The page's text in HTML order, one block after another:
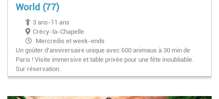
World (77)
3 ans-11 ans
Crécy-la-Chapelle
Mercredis et week-ends
Un goûter d'anniversaire unique avec 600 animaux à 30 min de
Paris ! Visite immersive et table privée pour une fête inoubliable.
Sur réservation.